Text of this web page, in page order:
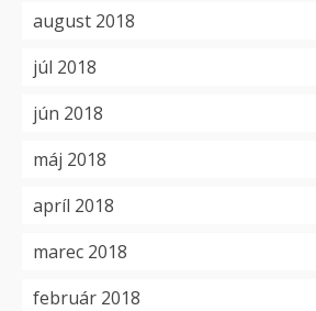
august 2018
júl 2018
jún 2018
máj 2018
apríl 2018
marec 2018
február 2018